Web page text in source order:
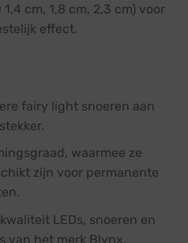
cm, 1,8 cm, 2,3 cm) voor
effect.
fairy light snoeren aan
waarmee ze
zijn voor permanente
LEDs, snoeren en
van het merk Blynx.